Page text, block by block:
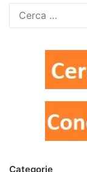
Categorie